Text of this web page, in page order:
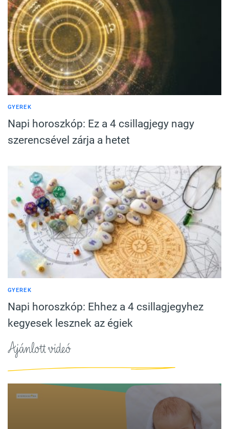
GYEREK
Napi horoszkóp: Ez a 4 csillagjegy nagy
szerencsével zárja a hetet
GYEREK
Napi horoszkóp: Ehhez a 4 csillagjegyhez
kegyesek lesznek az égiek
Ajánlott videó